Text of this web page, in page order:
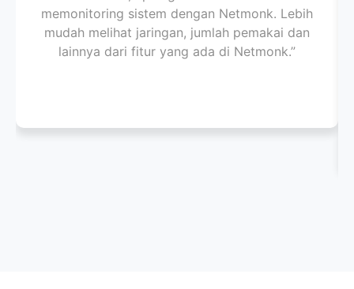
memonitoring sistem dengan Netmonk. Lebih
mudah melihat jaringan, jumlah pemakai dan
lainnya dari fitur yang ada di Netmonk.”